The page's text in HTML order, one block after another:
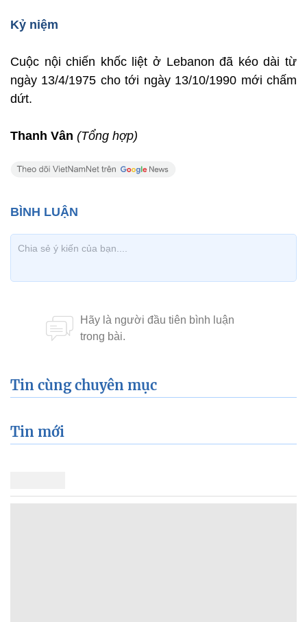
Kỷ niệm
Cuộc nội chiến khốc liệt ở Lebanon đã kéo dài từ
ngày 13/4/1975 cho tới ngày 13/10/1990 mới chấm
dứt.
Thanh Vân (Tổng hợp)
Tin cùng chuyên mục
Tin mới